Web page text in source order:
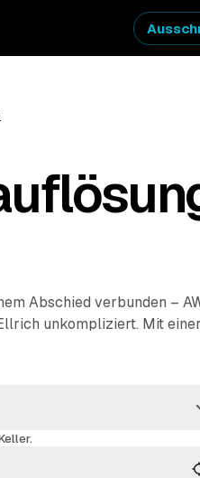
Abschied verbunden –
unkompliziert. Mit einer
rund um Ellrich bis
und verwertbarer
Sie mehrere